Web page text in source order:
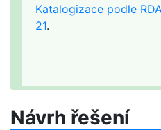
Katalogizace podle
21.
Návrh řešení